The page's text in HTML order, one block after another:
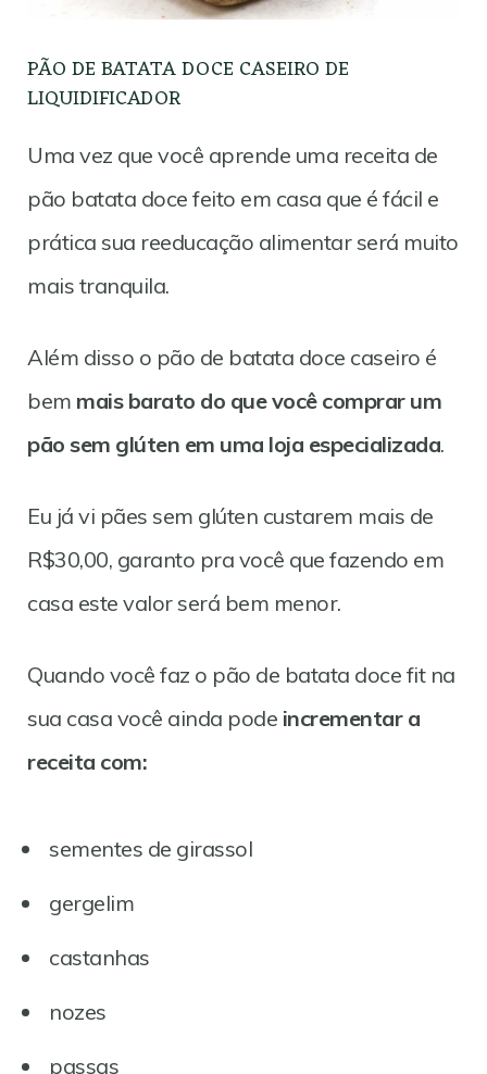
PÃO DE BATATA DOCE CASEIRO DE
LIQUIDIFICADOR
Uma vez que você aprende uma receita de
pão batata doce feito em casa que é fácil e
prática sua reeducação alimentar será muito
mais tranquila.
Além disso o pão de batata doce caseiro é
bem mais barato do que você comprar um
pão sem glúten em uma loja especializada.
Eu já vi pães sem glúten custarem mais de
R$30,00, garanto pra você que fazendo em
casa este valor será bem menor.
Quando você faz o pão de batata doce fit na
sua casa você ainda pode incrementar a
receita com:
sementes de girassol
gergelim
castanhas
nozes
passas